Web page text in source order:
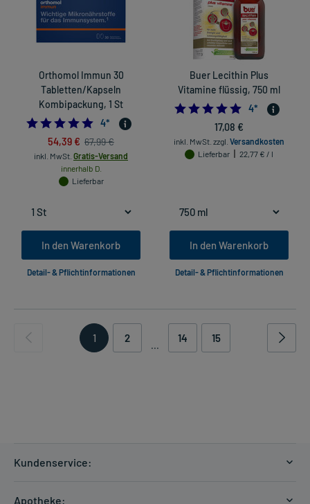
Orthomol Immun 30
Tabletten/Kapseln
Kombipackung, 1 St
5.0
4*
54,39 € 67,99 €
inkl. MwSt. Gratis-Versand
innerhalb D.
Lieferbar
In den Warenkorb
Detail- & Pflichtinformationen
Buer Lecithin Plus
Vitamine flüssig, 750 ml
5.0
4*
17,08 €
inkl. MwSt. zzgl. Versandkosten
Lieferbar
22,77 € / l
In den Warenkorb
Detail- & Pflichtinformationen
1 2
...
14 15
Kundenservice:
Apotheke: